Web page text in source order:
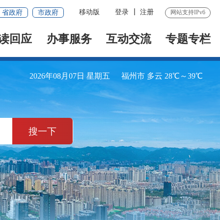
省政府 市政府 移动版 登录 注册 网站支持IPv6
回应 办事服务 互动交流 专题专栏
2026年08月07日 星期五 福州市 多云 28℃～39℃
搜一下